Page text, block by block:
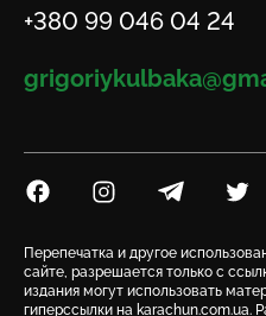
Телефон
+380 99 046 04 24
Email
Посилання на Facebook
Посилання на Instagram
Посилання на
Перепечатка и другое
сайте, разрешается только с
издания могут использовать
гиперссылки на karachun.com.ua.